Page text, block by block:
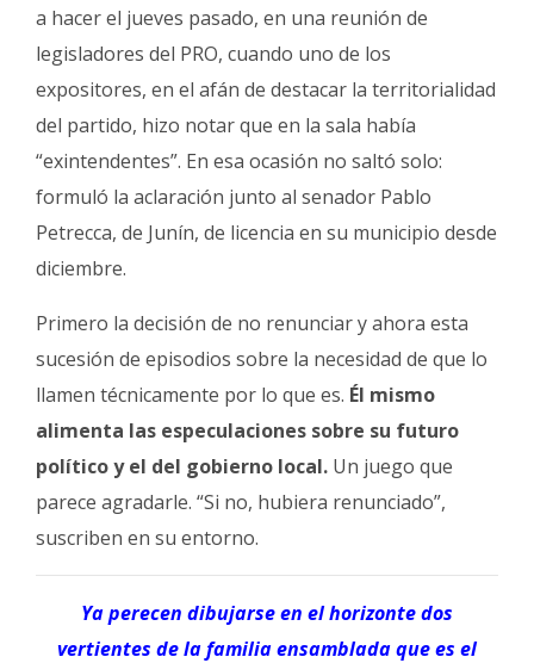
a hacer el jueves pasado, en una reunión de
legisladores del PRO, cuando uno de los
expositores, en el afán de destacar la territorialidad
del partido, hizo notar que en la sala había
“exintendentes”. En esa ocasión no saltó solo:
formuló la aclaración junto al senador Pablo
Petrecca, de Junín, de licencia en su municipio desde
diciembre.
Primero la decisión de no renunciar y ahora esta
sucesión de episodios sobre la necesidad de que lo
llamen técnicamente por lo que es. Él mismo
alimenta las especulaciones sobre su futuro
político y el del gobierno local. Un juego que
parece agradarle. “Si no, hubiera renunciado”,
suscriben en su entorno.
Ya perecen dibujarse en el horizonte dos
vertientes de la familia ensamblada que es el